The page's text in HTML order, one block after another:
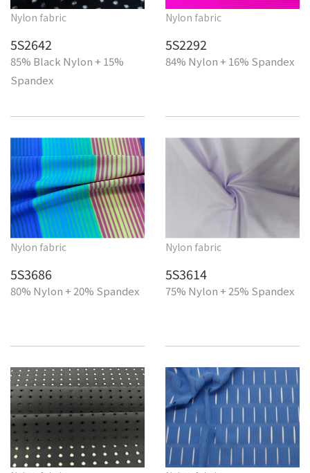
Nylon fabric
5S2642
85% Black Nylon + 15%
Spandex
Nylon fabric
5S2292
84% Nylon + 16% Spandex
Nylon fabric
5S3686
80% Nylon + 20% Spandex
Nylon fabric
5S3614
75% Nylon + 25% Spandex